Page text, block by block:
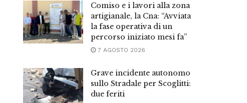
Comiso e i lavori alla zona
artigianale, la Cna: “Avviata
la fase operativa di un
percorso iniziato mesi fa”
7 AGOSTO 2026
Grave incidente autonomo
sullo Stradale per Scoglitti:
due feriti